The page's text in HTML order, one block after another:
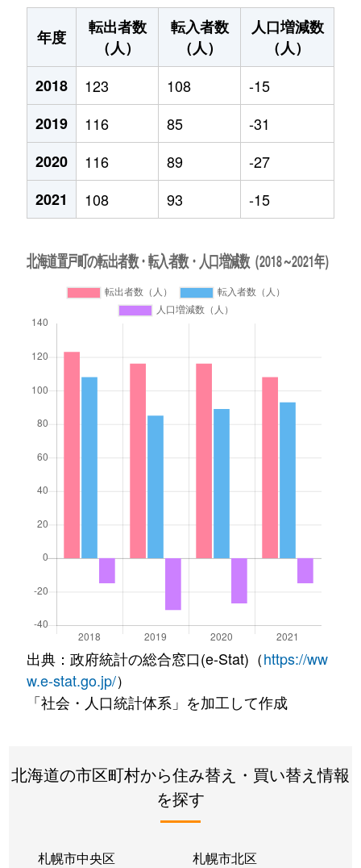
年度
転出者数
（人）
転入者数
（人）
人口増減数
（人）
2018
123 108
-15
2019
116 85
-31
2020
116 89
-27
2021
108 93 -15
出典：政府統計の総合窓口(e-Stat)（https://ww
w.e-stat.go.jp/）
「社会・人口統計体系」を加工して作成
北海道の市区町村から住み替え・買い替え情報
を探す
札幌市中央区 札幌市北区